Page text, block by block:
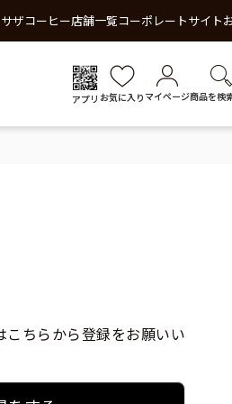
ザコーヒー店舗一覧コーポレートサイト
アプリ お気に入り マイページ商品を検
ちらから登録をお願いい